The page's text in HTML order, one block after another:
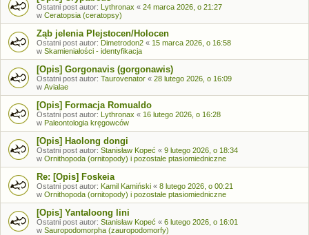
Ostatni post autor: Lythronax « 24 marca 2026, o 21:27
w Ceratopsia (ceratopsy)
Ząb jelenia Plejstocen/Holocen
Ostatni post autor: Dimetrodon2 « 15 marca 2026, o 16:58
w Skamieniałości - identyfikacja
[Opis] Gorgonavis (gorgonawis)
Ostatni post autor: Taurovenator « 28 lutego 2026, o 16:09
w Avialae
[Opis] Formacja Romualdo
Ostatni post autor: Lythronax « 16 lutego 2026, o 16:28
w Paleontologia kręgowców
[Opis] Haolong dongi
Ostatni post autor: Stanisław Kopeć « 9 lutego 2026, o 18:34
w Ornithopoda (ornitopody) i pozostałe ptasiomiedniczne
Re: [Opis] Foskeia
Ostatni post autor: Kamil Kamiński « 8 lutego 2026, o 00:21
w Ornithopoda (ornitopody) i pozostałe ptasiomiedniczne
[Opis] Yantaloong lini
Ostatni post autor: Stanisław Kopeć « 6 lutego 2026, o 16:01
w Sauropodomorpha (zauropodomorfy)